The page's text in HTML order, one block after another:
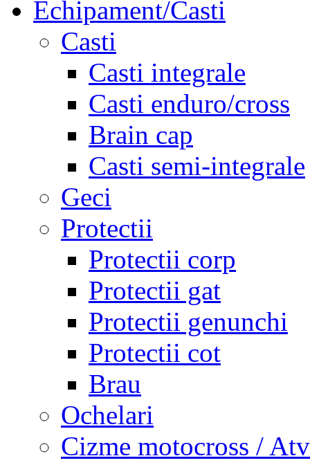
Echipament/Casti
Casti
Casti integrale
Casti enduro/cross
Brain cap
Casti semi-integrale
Geci
Protectii
Protectii corp
Protectii gat
Protectii genunchi
Protectii cot
Brau
Ochelari
Cizme motocross / Atv